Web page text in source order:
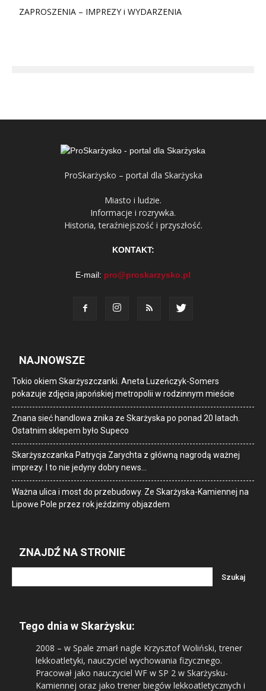
ZAPROSZENIA – IMPREZY i WYDARZENIA
ProSkarżysko – portal dla Skarżyska
Miasto i ludzie.
Informacje i rozrywka.
Historia, teraźniejszość i przyszłość.
KONTAKT:
E-mail: pro@proskarzysko.pl
NAJNOWSZE
Tokio okiem Skarżyszczanki. Aneta Luzeńczyk-Somers
pokazuje zdjęcia japońskiej metropolii w rodzinnym mieście
Znana sieć handlowa znika ze Skarżyska po ponad 20 latach.
Ostatnim sklepem było Supeco
Skarżyszczanka Patrycja Zarychta z główną nagrodą ważnej
imprezy. I to nie jedyny dobry news…
Ważna ulica i most do przebudowy. Ze Skarżyska-Kamiennej na
Lipowe Pole przez rok jeździmy objazdem
ZNAJDŹ NA STRONIE
Tego dnia w Skarżysku:
2008 – w Spale zmarł nagle Krzysztof Woliński, trener
lekkoatletyki, nauczyciel wychowania fizycznego.
Pracował jako nauczyciel WF w SP 2 w Skarżysku-
Kamiennej oraz jako trener biegów lekkoatletycznych i